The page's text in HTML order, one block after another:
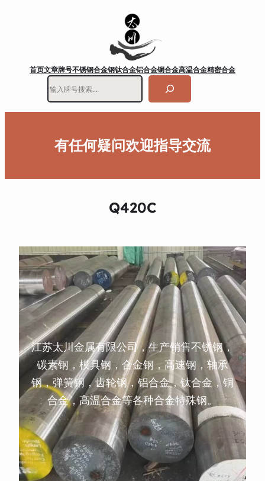
首页文章牌号不锈钢合金钢钛合金铝合金铜合金高温合金精密合金
有任何疑问欢迎指导交流
Q420C
江苏太川金属有限公司，生产销售不锈钢，
碳素钢，模具钢，合金钢，高速钢，轴承
钢，弹簧钢，齿轮钢，铝合金，钛合金，铜
合金，高温合金等各种合金特殊钢。